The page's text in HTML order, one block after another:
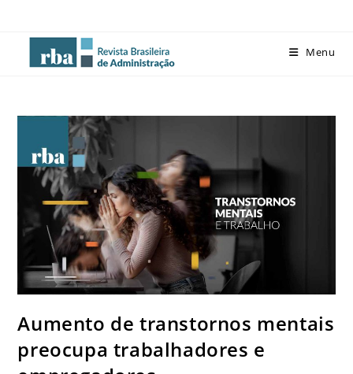
Menu
Aumento de transtornos mentais
preocupa trabalhadores e